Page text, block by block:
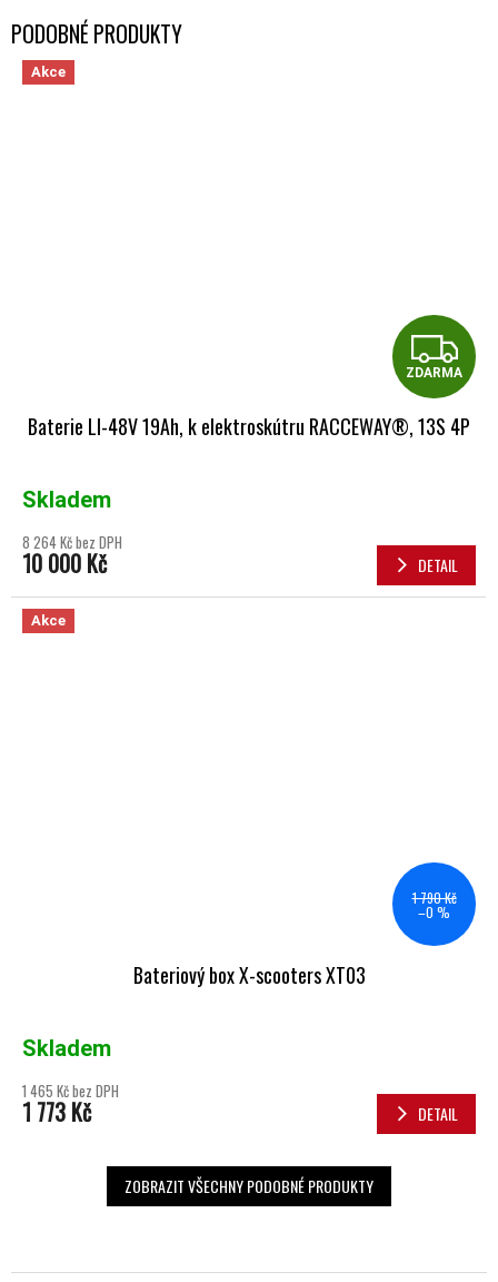
Akce
ZDARMA
Baterie LI-48V 19Ah, k elektroskútru RACCEWAY®, 13S 4P
Skladem
8 264 Kč bez DPH
10 000 Kč DETAIL
Akce
1 790 Kč
–0 %
Bateriový box X-scooters XT03
Skladem
1 465 Kč bez DPH
1 773 Kč DETAIL
ZOBRAZIT VŠECHNY PODOBNÉ PRODUKTY